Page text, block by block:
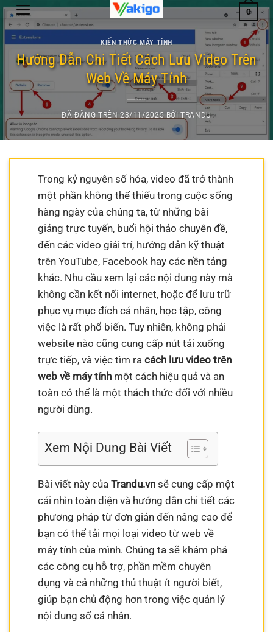
Chuyển
đến
nội
dung
0
KIẾN THỨC MÁY TÍNH
Hướng Dẫn Chi Tiết Cách Lưu Video Trên
Web Về Máy Tính
ĐÃ ĐĂNG TRÊN23/11/2025 BỞITRANDU
Trong kỷ nguyên số hóa, video đã trở thành
một phần không thể thiếu trong cuộc sống
hàng ngày của chúng ta, từ những bài
giảng trực tuyến, buổi hội thảo chuyên đề,
đến các video giải trí, hướng dẫn kỹ thuật
trên YouTube, Facebook hay các nền tảng
khác. Nhu cầu xem lại các nội dung này mà
không cần kết nối internet, hoặc để lưu trữ
phục vụ mục đích cá nhân, học tập, công
việc là rất phổ biến. Tuy nhiên, không phải
website nào cũng cung cấp nút tải xuống
trực tiếp, và việc tìm racách lưu video trên
web về máy tính một cách hiệu quả và an
toàn có thể là một thách thức đối với nhiều
người dùng.
Xem Nội Dung Bài Viết
Bài viết này củaTrandu.vn sẽ cung cấp một
cái nhìn toàn diện và hướng dẫn chi tiết các
phương pháp từ đơn giản đến nâng cao để
bạn có thể tải mọi loại video từ web về
máy tính của mình. Chúng ta sẽ khám phá
các công cụ hỗ trợ, phần mềm chuyên
dụng và cả những thủ thuật ít người biết,
giúp bạn chủ động hơn trong việc quản lý
nội dung số cá nhân.